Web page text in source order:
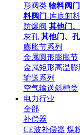
形阀类 物料阀门
料阀门-库底卸
防爆阀 其他门
灰孔 其他门、
膨胀节系列
金属圆形膨胀节
金属矩形高温膨
输送系列
空气输送斜槽类
电力行业
全部
补偿器
CE波补偿器 煤